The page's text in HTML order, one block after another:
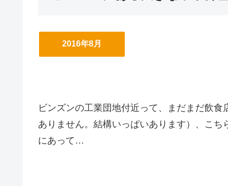
2016年8月
ビンズンの工業団地付近って、まだまだ飲
ありません。結構いっぱいあります）、こ
にあって…